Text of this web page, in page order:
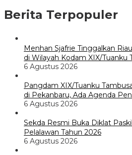
Berita Terpopuler
Menhan Sjafrie Tinggalkan
di Wilayah Kodam XIX/Tuanku
6 Agustus 2026
Pangdam XIX/Tuanku
di Pekanbaru, Ada Agenda
6 Agustus 2026
Sekda Resmi Buka Diklat
Pelalawan Tahun 2026
6 Agustus 2026